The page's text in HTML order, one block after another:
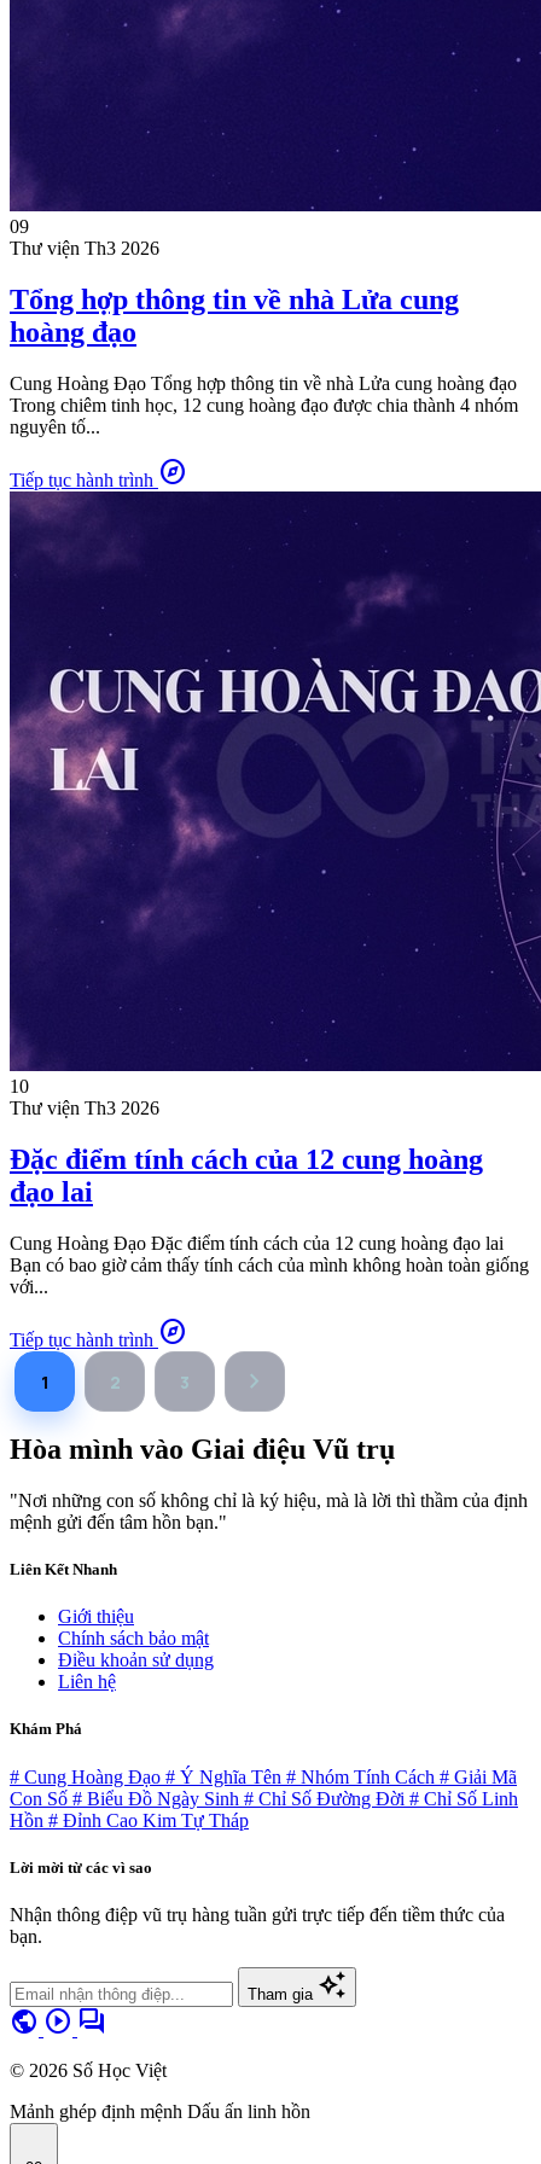
09
Thư viện Th3 2026
Tổng hợp thông tin về nhà Lửa cung
hoàng đạo
Cung Hoàng Đạo Tổng hợp thông tin về nhà Lửa cung hoàng đạo
Trong chiêm tinh học, 12 cung hoàng đạo được chia thành 4 nhóm
nguyên tố...
Tiếp tục hành trình explore
10
Thư viện Th3 2026
Đặc điểm tính cách của 12 cung hoàng
đạo lai
Cung Hoàng Đạo Đặc điểm tính cách của 12 cung hoàng đạo lai
Bạn có bao giờ cảm thấy tính cách của mình không hoàn toàn giống
với...
Tiếp tục hành trình explore
1 2 3 chevron_right
Hòa mình vào Giai điệu Vũ trụ
"Nơi những con số không chỉ là ký hiệu, mà là lời thì thầm của định
mệnh gửi đến tâm hồn bạn."
Liên Kết Nhanh
Giới thiệu
Chính sách bảo mật
Điều khoản sử dụng
Liên hệ
Khám Phá
# Cung Hoàng Đạo # Ý Nghĩa Tên # Nhóm Tính Cách # Giải Mã
Con Số # Biểu Đồ Ngày Sinh # Chỉ Số Đường Đời # Chỉ Số Linh
Hồn # Đỉnh Cao Kim Tự Tháp
Lời mời từ các vì sao
Nhận thông điệp vũ trụ hàng tuần gửi trực tiếp đến tiềm thức của
bạn.
Tham gia auto_awesome
public play_circle forum
© 2026 Số Học Việt
Mảnh ghép định mệnh Dấu ấn linh hồn